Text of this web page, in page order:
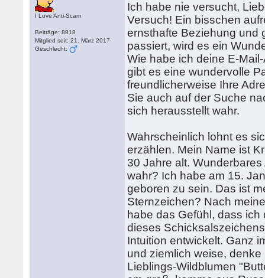
I Love Anti-Scam
Beiträge: 8818
Mitglied seit: 21. März 2017
Geschlecht:
Ich habe nie versucht,
Versuch! Ein bisschen
ernsthafte Beziehung und
passiert, wird es ein
Wie habe ich deine E-
gibt es eine wundervolle
freundlicherweise Ihre
Sie auch auf der Suche
sich herausstellt wahr.
Wahrscheinlich lohnt es
erzählen. Mein Name ist
30 Jahre alt.
wahr? Ich habe am 15.
geboren zu sein. Das ist
Sternzeichen? Nach
habe das Gefühl, dass
dieses
Intuition entwickelt. Ganz
und ziemlich weise,
Lieblings-Wildblumen